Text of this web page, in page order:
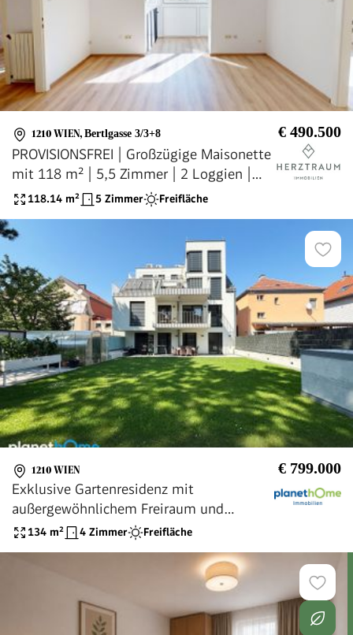
1210 WIEN, Bertlgasse 3/3+8 € 490.500
PROVISIONSFREI | Großzügige Maisonette
mit 118 m² | 5,5 Zimmer | 2 Loggien |
Südseitig
118.14 m² 5 Zimmer Freifläche
1210 WIEN € 799.000
Exklusive Gartenresidenz mit
außergewöhnlichem Freiraum und
hochwertiger Ausstattung
134 m² 4 Zimmer Freifläche